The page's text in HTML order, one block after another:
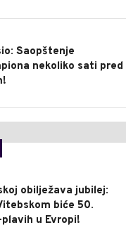
Saopštenje
nekoliko sati pred
obilježava jubilej:
biće 50.
u Evropi!